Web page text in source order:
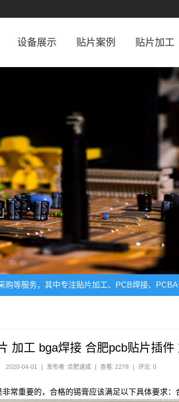
设备展示 贴片案例 贴片加工
等服务，其中专注贴片加工、PCB焊接、PCBA
加工 bga焊接 合肥pcb贴片插件
2020-04-01 发布者: 合肥速成 查看: 2278 评论: 0
常重要的，合格的锡膏应该满足以下具体要求：